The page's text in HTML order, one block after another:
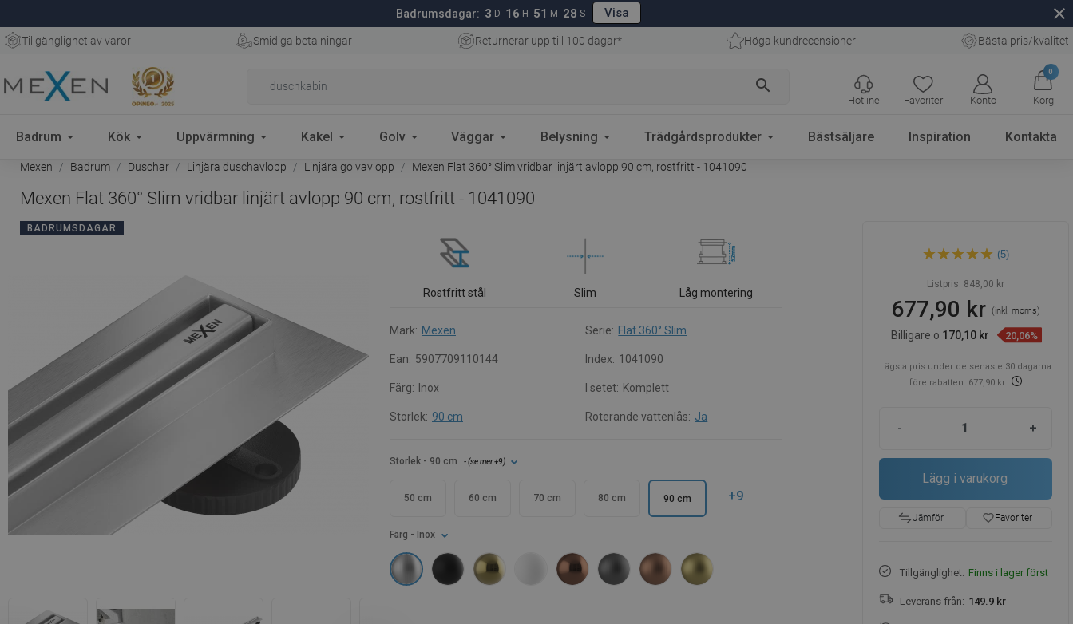
Badrumsdagar: 3 D 16 H 51 M 27 S Visa close
Tillgänglighet av varor Smidiga betalningar Returnerar upp till 100 dagar* Höga kundrecensioner Bästa pris/kvalitet
search
Favoriter Konto
0
Korg
Hotline
Badrum Kök Uppvärmning Kakel Golv Väggar Belysning Trädgårdsprodukter Bästsäljare Inspiration Kontakta
Mexen Badrum Duschar Linjära duschavlopp Linjära golvavlopp Mexen Flat 360° Slim vridbar linjärt avlopp 90 cm, rostfritt - 1041090
Mexen Flat 360° Slim vridbar linjärt avlopp 90 cm, rostfritt - 1041090
BADRUMSDAGAR
Rostfritt stål Slim Låg montering
Mark: Mexen Serie: Flat 360° Slim
Ean: 5907709110144 Index: 1041090
Färg: Inox I setet: Komplett
Storlek: 90 cm Roterande vattenlås: Ja
Storlek - 90 cm - (se mer+9)
50 cm 60 cm 70 cm 80 cm 90 cm +9
Färg - Inox
linjärt avlopp 90 cm, rostfritt -
(5)
Listpris: 848,00 kr
677,90 kr(inkl. moms)
Billigare o 170,10 kr 20,06%
Lägsta pris under de senaste 30 dagarna
före rabatten: 677,90 kr
- +
Lägg i varukorg
Jämför favorite_borderFavoriter
Tillgänglighet: Finns i lager först
Leverans från: 149.9 kr